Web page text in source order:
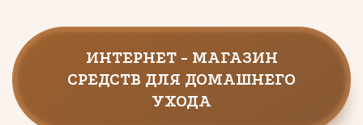
ИНТЕРНЕТ - МАГАЗИН
СРЕДСТВ ДЛЯ ДОМАШНЕГО
УХОДА